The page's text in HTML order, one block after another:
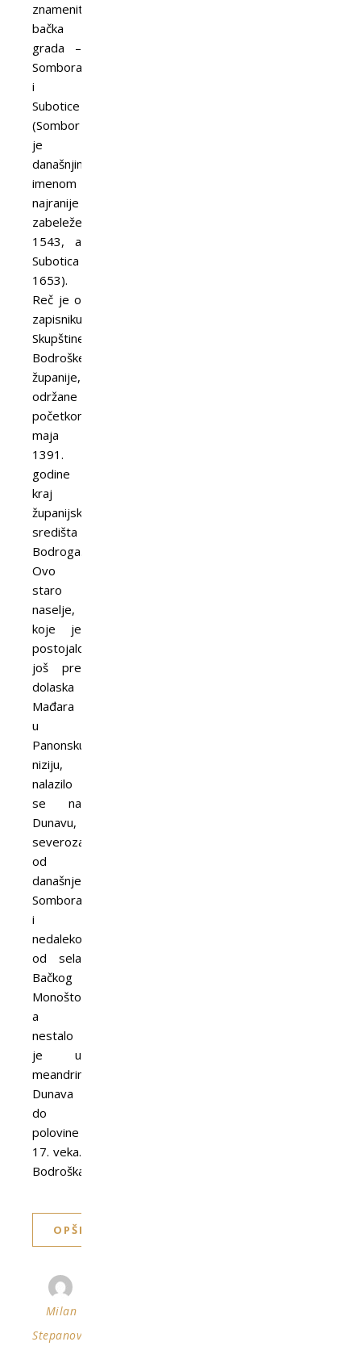
znamenita
bačka
grada –
Sombora
i
Subotice
(Sombor
je
današnjim
imenom
najranije
zabeležen
1543, a
Subotica
1653).
Reč je o
zapisniku
Skupštine
Bodroške
županije,
održane
početkom
maja
1391.
godine
kraj
županijskog
središta
Bodroga.
Ovo
staro
naselje,
koje je
postojalo
još pre
dolaska
Mađara
u
Panonsku
niziju,
nalazilo
se na
Dunavu,
severozapadno
od
današnjeg
Sombora
i
nedaleko
od sela
Bačkog
Monoštora,
a
nestalo
je u
meandrima
Dunava
do
polovine
17. veka.
Bodroška…
OPŠIRNIJE
Milan
Stepanović